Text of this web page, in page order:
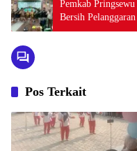
Pemkab
Bersih
Pos Terkait